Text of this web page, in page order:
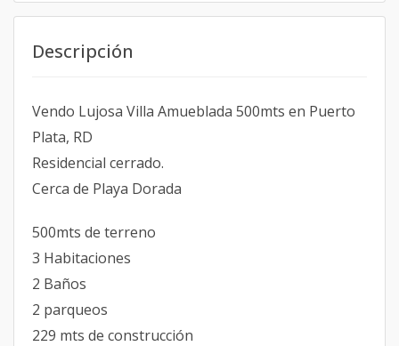
Descripción
Vendo Lujosa Villa Amueblada 500mts en Puerto
Plata, RD
Residencial cerrado.
Cerca de Playa Dorada
500mts de terreno
3 Habitaciones
2 Baños
2 parqueos
229 mts de construcción